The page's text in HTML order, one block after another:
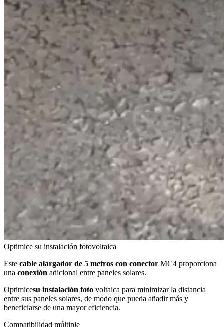
Optimice su instalación fotovoltaica
Este cable alargador de 5 metros con conector MC4 proporciona
una conexión adicional entre paneles solares.
Optimicesu instalación foto voltaica para minimizar la distancia
entre sus paneles solares, de modo que pueda añadir más y
beneficiarse de una mayor eficiencia.
Compatibilidad múltiple